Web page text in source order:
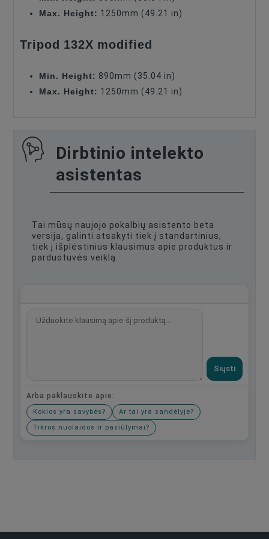
Max. Height: 1250mm (49.21 in)
Tripod 132X modified
Min. Height: 890mm (35.04 in)
Max. Height: 1250mm (49.21 in)
Dirbtinio intelekto
asistentas
Tai mūsų naujojo pokalbių asistento beta
versija, galinti atsakyti tiek į standartinius,
tiek į išplėstinius klausimus apie produktus ir
parduotuvės veiklą.
Siųsti
Arba paklauskite apie:
Kokios yra savybės?
Ar tai yra sandėlyje?
Tikros nuolaidos ir pasiūlymai?